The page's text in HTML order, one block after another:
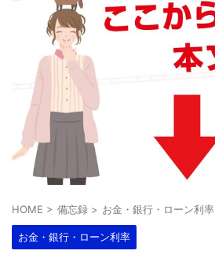
HOME > 備忘録 > お金・銀行・ローン利率
お金・銀行・ローン利率